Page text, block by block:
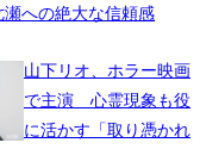
瀬への絶大な信頼感
山下リオ、ホラー映画
で主演 心霊現象も役
に活かす「取り憑かれ